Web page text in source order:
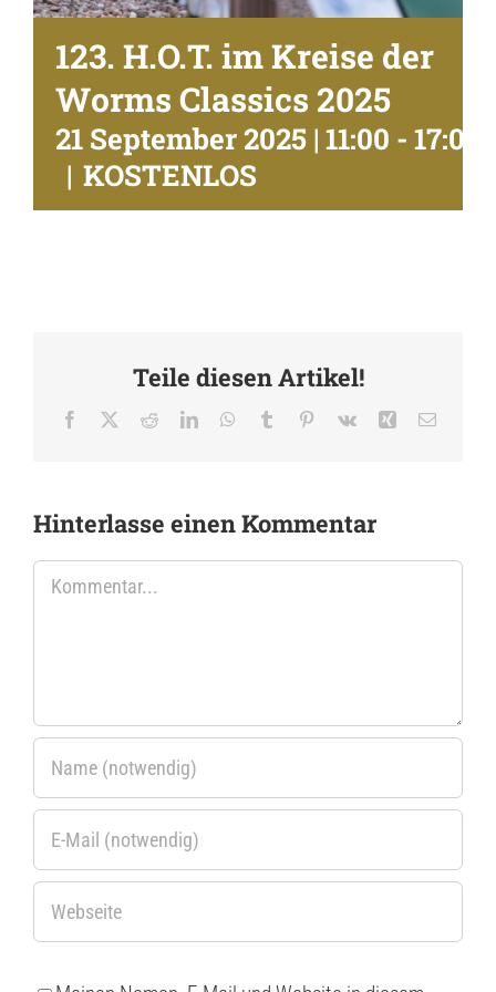
123. H.O.T. im Kreise der
Worms Classics 2025
21 September 2025 | 11:00 - 17:00
| KOSTENLOS
Teile diesen Artikel!
Facebook RedditLinkedInWhatsApp
Tumblr Pinterest
Vk Xing E-
Hinterlasse einen Kommentar
Kommentar